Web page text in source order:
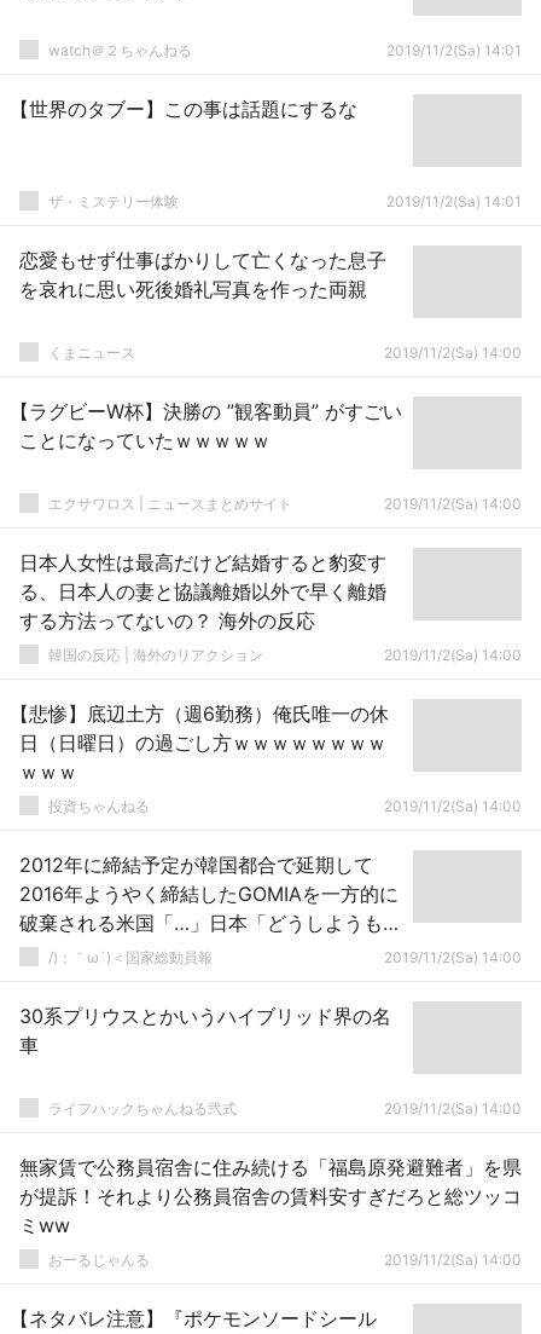
watch＠２ちゃんねる 2019/11/2(Sa) 14:01
【世界のタブー】この事は話題にするな
ザ・ミステリー体験 2019/11/2(Sa) 14:01
恋愛もせず仕事ばかりして亡くなった息子
を哀れに思い死後婚礼写真を作った両親
くまニュース 2019/11/2(Sa) 14:00
【ラグビーW杯】決勝の ”観客動員” がすごい
ことになっていたｗｗｗｗｗ
エクサワロス | ニュースまとめサイト 2019/11/2(Sa) 14:00
日本人女性は最高だけど結婚すると豹変す
る、日本人の妻と協議離婚以外で早く離婚
する方法ってないの？ 海外の反応
韓国の反応 | 海外のリアクション 2019/11/2(Sa) 14:00
【悲惨】底辺土方（週6勤務）俺氏唯一の休
日（日曜日）の過ごし方ｗｗｗｗｗｗｗｗ
ｗｗｗ
投資ちゃんねる 2019/11/2(Sa) 14:00
2012年に締結予定が韓国都合で延期して
2016年ようやく締結したGOMIAを一方的に
破棄される米国「…」日本「どうしようもな
い！」→
/)；｀ω´)＜国家総動員報 2019/11/2(Sa) 14:00
30系プリウスとかいうハイブリッド界の名
車
ライフハックちゃんねる弐式 2019/11/2(Sa) 14:00
無家賃で公務員宿舎に住み続ける「福島原発避難者」を県
が提訴！それより公務員宿舎の賃料安すぎだろと総ツッコ
ミww
おーるじゃんる 2019/11/2(Sa) 14:00
【ネタバレ注意】『ポケモンソードシール